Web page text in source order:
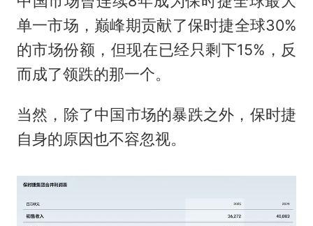
单一市场，巅峰期贡献了保时捷全球30%
的市场份额，但现在已经只剩下15%，反
而成了领跌的那一个。
当然，除了中国市场的暴跌之外，保时捷
自身的原因也不容忽视。